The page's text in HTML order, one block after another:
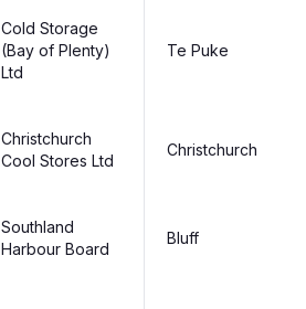
Cold Storage
(Bay of Plenty)
Ltd
Te Puke
Christchurch
Cool Stores Ltd
Christchurch
Southland
Harbour Board
Bluff